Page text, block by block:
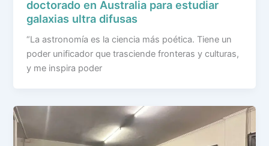
doctorado en Australia para estudiar
galaxias ultra difusas
“La astronomía es la ciencia más poética. Tiene un
poder unificador que trasciende fronteras y culturas,
y me inspira poder